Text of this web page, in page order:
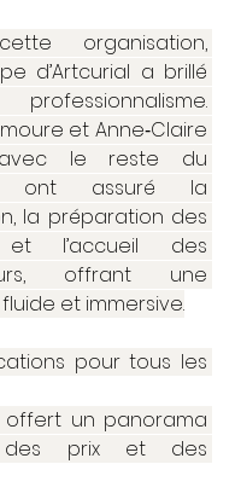
organisation,
d’Artcurial a brillé
et Anne‑Claire
avec le reste du
ont assuré la
la préparation des
et l’accueil des
offrant une
et immersive.
pour tous les
un panorama
des prix et des